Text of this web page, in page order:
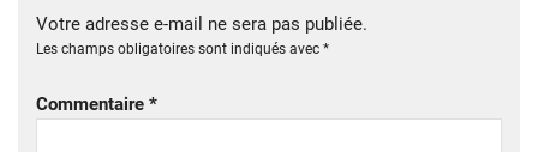
Votre adresse e-mail ne sera pas publiée.
Les champs obligatoires sont indiqués avec *
Commentaire *